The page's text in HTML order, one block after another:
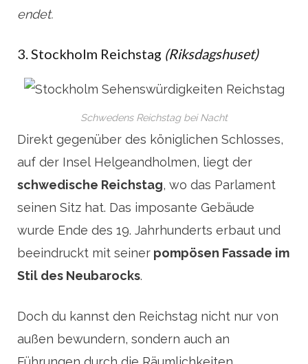
endet.
3. Stockholm Reichstag (Riksdagshuset)
Schwedens Reichstag bei Nacht
Direkt gegenüber des königlichen Schlosses,
auf der Insel Helgeandholmen, liegt der
schwedische Reichstag, wo das Parlament
seinen Sitz hat. Das imposante Gebäude
wurde Ende des 19. Jahrhunderts erbaut und
beeindruckt mit seiner pompösen Fassade im
Stil des Neubarocks.
Doch du kannst den Reichstag nicht nur von
außen bewundern, sondern auch an